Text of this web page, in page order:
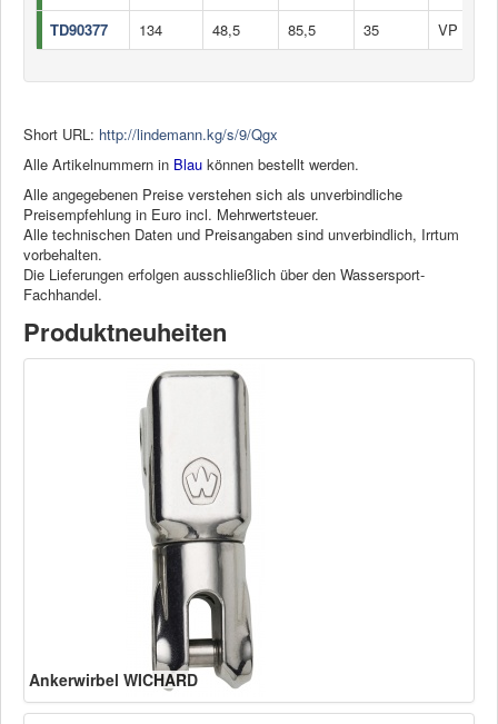
TD90377
134 48,5 85,5 35 VP à 2
Short URL: http://lindemann.kg/s/9/Qgx
Alle Artikelnummern in Blau können bestellt werden.
Alle angegebenen Preise verstehen sich als unverbindliche
Preisempfehlung in Euro incl. Mehrwertsteuer.
Alle technischen Daten und Preisangaben sind unverbindlich, Irrtum
vorbehalten.
Die Lieferungen erfolgen ausschließlich über den Wassersport-
Fachhandel.
Produktneuheiten
Ankerwirbel WICHARD